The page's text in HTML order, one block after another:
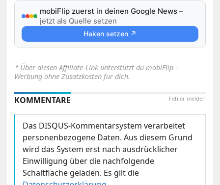
mobiFlip zuerst in deinen Google News –
jetzt als Quelle setzen
Haken setzen ↗
⋆ Über diesen Affiliate-Link unterstützt du mobiFlip –
Werbung ohne Zusatzkosten für dich.
Fehler melden
KOMMENTARE
Das DISQUS-Kommentarsystem verarbeitet
personenbezogene Daten. Aus diesem Grund
wird das System erst nach ausdrücklicher
Einwilligung über die nachfolgende
Schaltfläche geladen. Es gilt die